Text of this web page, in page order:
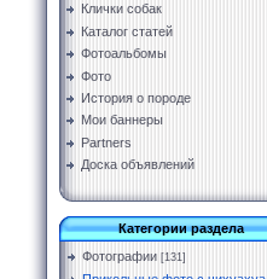
Клички собак
Каталог статей
Фотоальбомы
Фото
История о породе
Мои баннеры
Partners
Доска объявлений
Категории раздела
Фотографии [131]